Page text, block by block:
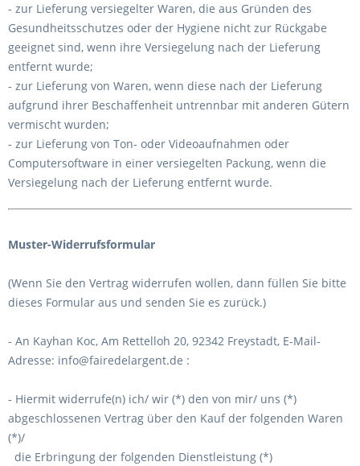
- zur Lieferung versiegelter Waren, die aus Gründen des
Gesundheitsschutzes oder der Hygiene nicht zur Rückgabe
geeignet sind, wenn ihre Versiegelung nach der Lieferung
entfernt wurde;
- zur Lieferung von Waren, wenn diese nach der Lieferung
aufgrund ihrer Beschaffenheit untrennbar mit anderen Gütern
vermischt wurden;
- zur Lieferung von Ton- oder Videoaufnahmen oder
Computersoftware in einer versiegelten Packung, wenn die
Versiegelung nach der Lieferung entfernt wurde.
Muster-Widerrufsformular
(Wenn Sie den Vertrag widerrufen wollen, dann füllen Sie bitte
dieses Formular aus und senden Sie es zurück.)
- An Kayhan Koc, Am Rettelloh 20, 92342 Freystadt, E-Mail-
Adresse: info@fairedelargent.de :
- Hiermit widerrufe(n) ich/ wir (*) den von mir/ uns (*)
abgeschlossenen Vertrag über den Kauf der folgenden Waren
(*)/
die Erbringung der folgenden Dienstleistung (*)